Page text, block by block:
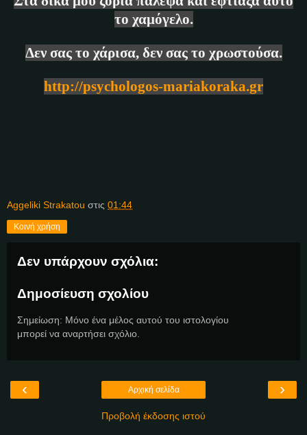
το χαμόγελο.
Δεν σας το χάρισα, δεν σας το χρωστούσα.
http://psychologos-mariakoraka.gr
Aggeliki Strakatou στις 01:44
Κοινή χρήση
Δεν υπάρχουν σχόλια:
Δημοσίευση σχολίου
Σημείωση: Μόνο ένα μέλος αυτού του ιστολογίου
μπορεί να αναρτήσει σχόλιο.
‹ ›
Αρχική σελίδα
Προβολή έκδοσης ιστού